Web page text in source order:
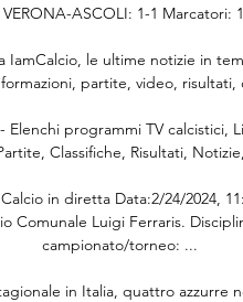
ASCOLI: 1-1 Marcatori:
IamCalcio, le ultime notizie in
partite, video, risultati,
Elenchi programmi TV calcistici,
Classifiche, Risultati,
in diretta Data:2/24/2024,
Comunale Luigi Ferraris.
campionato/torneo: ...
in Italia, quattro azzurre